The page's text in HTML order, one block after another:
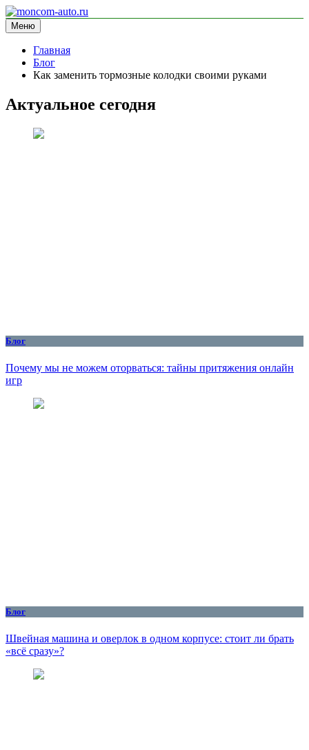
Перейти
к
содержимому
moncom-auto.ru
блог про автомобили
Меню
Главная
Блог
Как заменить тормозные колодки своими руками
Актуальное сегодня
Блог
Почему мы не можем оторваться: тайны притяжения онлайн
игр
Блог
Швейная машина и оверлок в одном корпусе: стоит ли брать
«всё сразу»?